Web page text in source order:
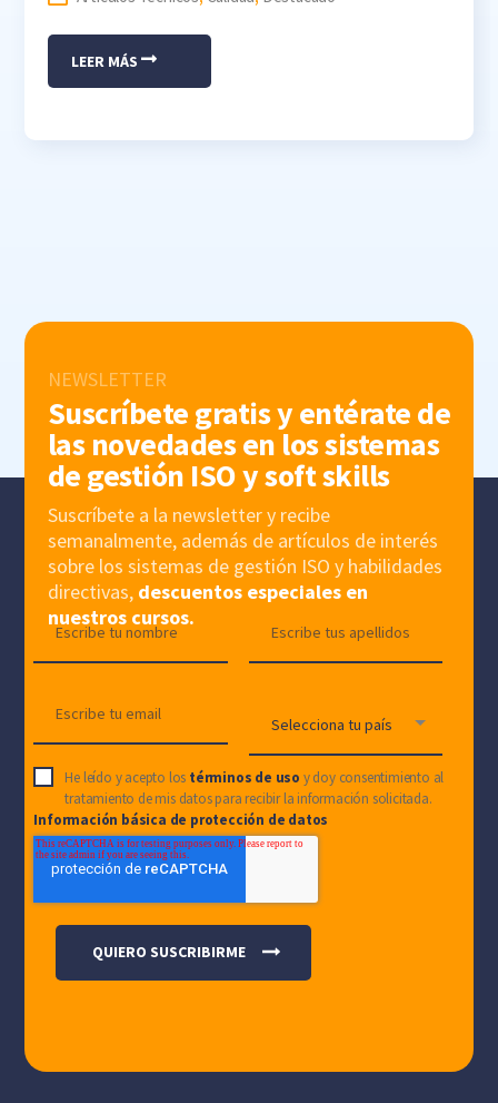
LEER MÁS
NEWSLETTER
Suscríbete gratis y entérate de
las novedades en los sistemas
de gestión ISO y soft skills
Suscríbete a la newsletter y recibe
semanalmente, además de artículos de interés
sobre los sistemas de gestión ISO y habilidades
directivas, descuentos especiales en
nuestros cursos.
He leído y acepto los términos de uso y doy consentimiento al
tratamiento de mis datos para recibir la información solicitada.
Información básica de protección de datos